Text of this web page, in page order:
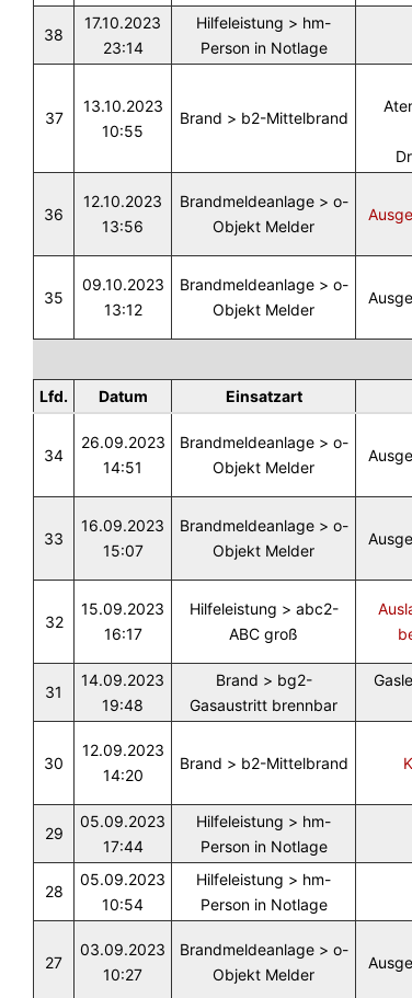
38
17.10.2023
23:14
Hilfeleistung > hm-
Person in Notlage
37
13.10.2023
10:55
Brand > b2-Mittelbrand
36
12.10.2023
13:56
Brandmeldeanlage > o-
Objekt Melder
35
09.10.2023
13:12
Brandmeldeanlage > o-
Objekt Melder
Lfd. Datum Einsatzart
34
26.09.2023
14:51
Brandmeldeanlage > o-
Objekt Melder
33
16.09.2023
15:07
Brandmeldeanlage > o-
Objekt Melder
32
15.09.2023
16:17
Hilfeleistung > abc2-
ABC groß
31
14.09.2023
19:48
Brand > bg2-
Gasaustritt brennbar
30
12.09.2023
14:20
Brand > b2-Mittelbrand
29
05.09.2023
17:44
Hilfeleistung > hm-
Person in Notlage
28
05.09.2023
10:54
Hilfeleistung > hm-
Person in Notlage
27
03.09.2023
10:27
Brandmeldeanlage > o-
Objekt Melder